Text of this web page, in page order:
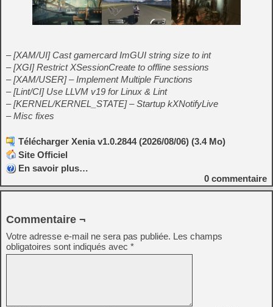
– [XAM/UI] Cast gamercard ImGUI string size to int
– [XGI] Restrict XSessionCreate to offline sessions
– [XAM/USER] – Implement Multiple Functions
– [Lint/CI] Use LLVM v19 for Linux & Lint
– [KERNEL/KERNEL_STATE] – Startup kXNotifyLive
– Misc fixes
Télécharger Xenia v1.0.2844 (2026/08/06) (3.4 Mo)
Site Officiel
En savoir plus…
0 commentaire
Commentaire ¬
Votre adresse e-mail ne sera pas publiée. Les champs
obligatoires sont indiqués avec *